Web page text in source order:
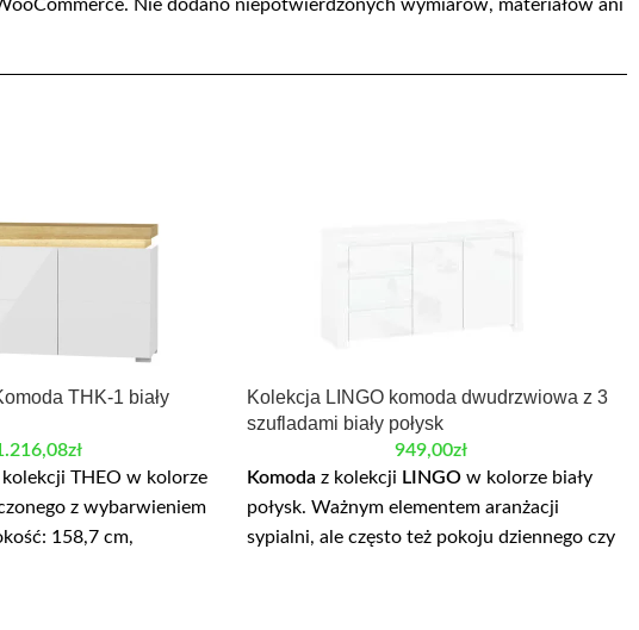
Nie dodano niepotwierdzonych wymiarów, materiałów ani
THK-1 biały
zł
THEO w kolorze
z wybarwieniem
158,7 cm,
Kolekcja LINGO komoda dwudrzwiowa z 3
szufladami biały połysk
949,00zł
Komoda z kolekcji LINGO w kolorze biały
połysk. Ważnym elementem aranżacji
sypialni, ale często też pokoju dziennego czy